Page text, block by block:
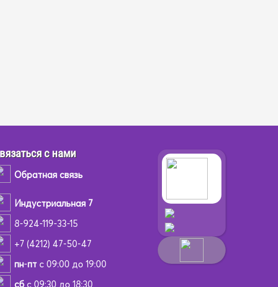
с нами
Обратная связь
Индустриальная 7
8-924-119-33-15
+7 (4212) 47-50-47
пн-птс 09:00 до 19:00
сбс 09:30 до 18:30